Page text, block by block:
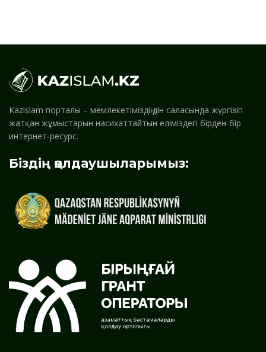
Kazislam порталы – мемлекетіміздің дін саласында жүргізіп
жатқан жұмыстарын насихаттайтын еліміздегі бірден-бір
интернет-ресурс.
Біздің қолдаушыларымыз: